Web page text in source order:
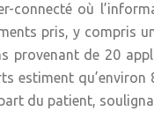
connecté où
pris, y compris
provenant de 20
estiment
du patient,